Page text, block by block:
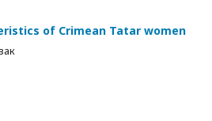
of Crimean Tatar women